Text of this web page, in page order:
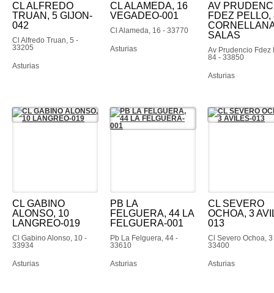
CL ALFREDO
TRUAN, 5 GIJON-
042
Cl Alfredo Truan, 5 -
33205
Asturias
CL ALAMEDA, 16
VEGADEO-001
Cl Alameda, 16 - 33770
Asturias
AV
FDEZ PELLO,
SALAS
Av Prudencio Fdez
84 - 33850
Asturias
CL GABINO
ALONSO, 10
LANGREO-019
Cl Gabino Alonso, 10 -
33934
Asturias
PB LA
FELGUERA, 44 LA
FELGUERA-001
Pb La Felguera, 44 -
33610
Asturias
CL SEVERO
OCHOA, 3
013
Cl Severo Ochoa, 3
33400
Asturias